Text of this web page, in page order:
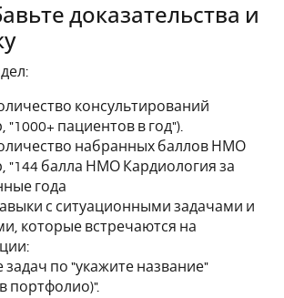
доказательства и
консультирований
пациентов в год").
набранных баллов НМО
"144 балла НМО Кардиология за
года
с ситуационными задачами и
которые встречаются на
по "укажите название"
портфолио)".